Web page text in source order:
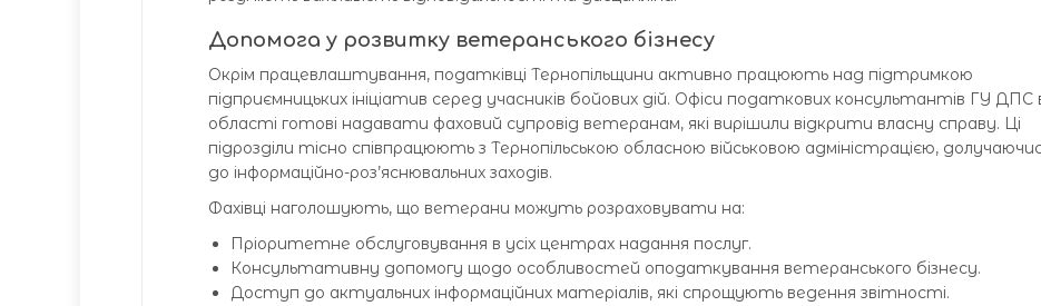
Допомога у розвитку ветеранського бізнесу
Окрім працевлаштування, податківці Тернопільщини активно працюють над підтримкою
підприємницьких ініціатив серед учасників бойових дій. Офіси податкових консультантів ГУ ДПС
області готові надавати фаховий супровід ветеранам, які вирішили відкрити власну справу. Ці
підрозділи тісно співпрацюють з Тернопільською обласною військовою адміністрацією,
до інформаційно-роз’яснювальних заходів.
Фахівці наголошують, що ветерани можуть розраховувати на:
Пріоритетне обслуговування в усіх центрах надання послуг.
Консультативну допомогу щодо особливостей оподаткування ветеранського бізнесу.
Доступ до актуальних інформаційних матеріалів, які спрощують ведення звітності.